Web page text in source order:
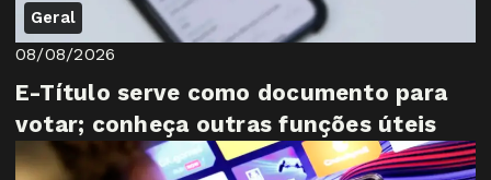
Geral
08/08/2026
E-Título serve como documento para
votar; conheça outras funções úteis